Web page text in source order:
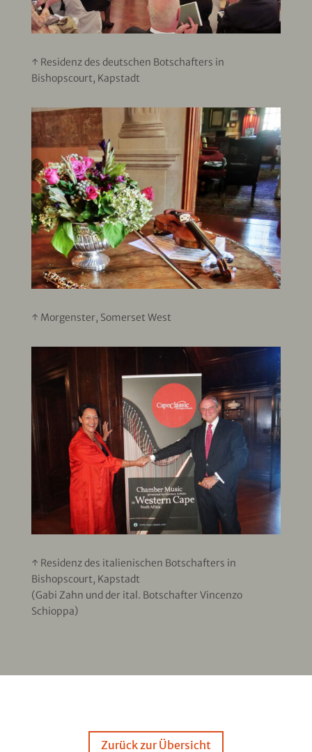
↑ Residenz des deutschen Botschafters in
Bishopscourt, Kapstadt
↑ Morgenster, Somerset West
↑ Residenz des italienischen Botschafters in
Bishopscourt, Kapstadt
(Gabi Zahn und der ital. Botschafter Vincenzo
Schioppa)
Zurück zur Übersicht